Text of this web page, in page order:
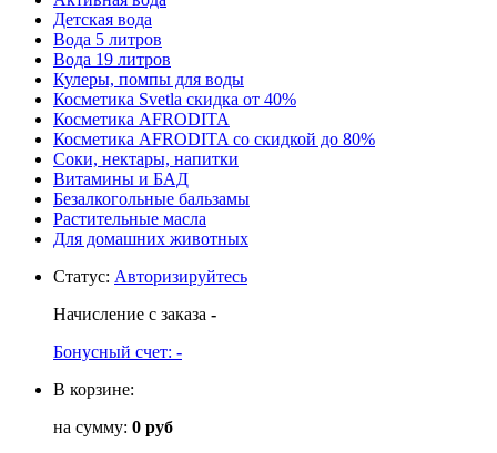
Детская вода
Вода 5 литров
Вода 19 литров
Кулеры, помпы для воды
Косметика Svetla скидка от 40%
Косметика AFRODITA
Косметика AFRODITA со скидкой до 80%
Соки, нектары, напитки
Витамины и БАД
Безалкогольные бальзамы
Растительные масла
Для домашних животных
Статус: Авторизируйтесь
Начисление с заказа -
Бонусный счет: -
В корзине:
на сумму: 0 руб